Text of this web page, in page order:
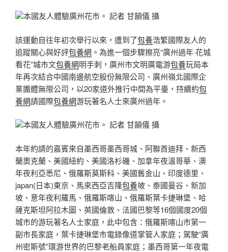
本國友人體驗廣州花市。 記者 甘韻儀 攝
該運動自往年初次舉行以來，遭到了包養浩繁國際友人的
追蹤關心與好評包養網 。為進一個步驟擦亮“廣州過年·花城
看花”城市文包養網明手刺，廣州市文明廣電游包養玩局本
年再次結合中國南邊航空股份無限公司、廣州嶺北國際企
業團體無限公司，以20家道外推行中間為平臺，持續約包
養網請國際包養網游玩著名人士來廣州過年。
本國友人體驗廣州花市。 記者 甘韻儀 攝
本年約請的嘉賓來自墨西哥墨西哥城、阿聯酋迪拜、新西
蘭奧克蘭、美國紐約、美國洛杉磯、加拿年夜溫哥華、澳
年夜利亞悉尼、俄羅斯莫斯科、美國舊金山、印度德里、
japan(日本)東京、馬來西亞吉隆包養坡、泰國曼谷、新加
坡、意年夜利羅馬、俄羅斯喀山、俄羅斯葉卡捷琳堡、哈
薩克斯坦阿拉木圖、英國倫敦、法國巴黎等16個國度20個
城市的游玩著名人士家庭，此中包含：俄羅斯喀山市第一
副市長家庭，葉卡捷琳堡市電錄像道掌管人家庭；駕駛“廣
州密斯號”環游世界的巴黎老船員家庭；墨西哥第一年夜電